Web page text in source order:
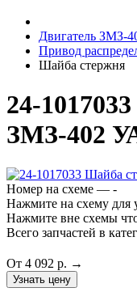
Двигатель ЗМЗ-
Привод
Шайба стержня
24-
ЗМЗ-402
Номер на схеме — -
Нажмите на схему для
Нажмите вне схемы
Всего запчастей в
От 4 092 р. →
Узнать цену